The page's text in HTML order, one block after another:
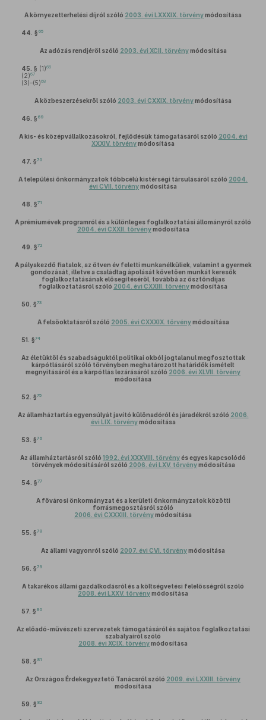
A környezetterhelési díjról szóló 2003. évi LXXXIX. törvénymódosítása
44. § 65
Az adózás rendjéről szóló 2003. évi XCII. törvénymódosítása
45. § (1)66
(2)67
(3)–(5)68
A közbeszerzésekről szóló 2003. évi CXXIX. törvénymódosítása
46. § 69
A kis- és középvállalkozásokról, fejlődésük támogatásáról szóló 2004. évi
XXXIV. törvénymódosítása
47. §70
A települési önkormányzatok többcélú kistérségi társulásáról szóló 2004.
évi CVII. törvénymódosítása
48. §71
A prémiumévek programról és a különleges foglalkoztatási állományról szóló
2004. évi CXXII. törvénymódosítása
49. §72
A pályakezdő fiatalok, az ötven év feletti munkanélküliek, valamint a gyermek
gondozását, illetve a családtag ápolását követően munkát keresők
foglalkoztatásának elősegítéséről, továbbá az ösztöndíjas
foglalkoztatásról szóló 2004. évi CXXIII. törvénymódosítása
50. §73
A felsőoktatásról szóló 2005. évi CXXXIX. törvénymódosítása
51. §74
Az életüktől és szabadságuktól politikai okból jogtalanul megfosztottak
kárpótlásáról szóló törvényben meghatározott határidők ismételt
megnyitásáról és a kárpótlás lezárásáról szóló 2006. évi XLVII. törvény
módosítása
52. §75
Az államháztartás egyensúlyát javító különadóról és járadékról szóló 2006.
évi LIX. törvénymódosítása
53. §76
Az államháztartásról szóló 1992. évi XXXVIII. törvényés egyes kapcsolódó
törvények módosításáról szóló 2006. évi LXV. törvénymódosítása
54. §77
A fővárosi önkormányzat és a kerületi önkormányzatok közötti
forrásmegosztásról szóló
2006. évi CXXXIII. törvénymódosítása
55. §78
Az állami vagyonról szóló 2007. évi CVI. törvénymódosítása
56. §79
A takarékos állami gazdálkodásról és a költségvetési felelősségről szóló
2008. évi LXXV. törvénymódosítása
57. § 80
Az előadó-művészeti szervezetek támogatásáról és sajátos foglalkoztatási
szabályairól szóló
2008. évi XCIX. törvénymódosítása
58. § 81
Az Országos Érdekegyeztető Tanácsról szóló 2009. évi LXXIII. törvény
módosítása
59. § 82